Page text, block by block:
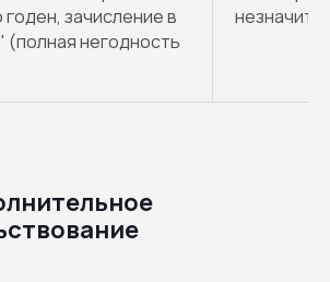
зачисление в
(полная негодность